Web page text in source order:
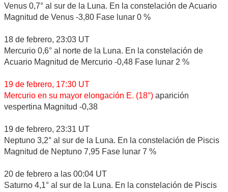
Venus 0,7° al sur de la Luna. En la constelación de Acuario
Magnitud de Venus -3,80 Fase lunar 0 %
18 de febrero, 23:03 UT
Mercurio 0,6° al norte de la Luna. En la constelación de
Acuario Magnitud de Mercurio -0,48 Fase lunar 2 %
19 de febrero, 17:30 UT
Mercurio en su mayor elongación E. (18°) aparición
vespertina Magnitud -0,38
19 de febrero, 23:31 UT
Neptuno 3,2° al sur de la Luna. En la constelación de Piscis
Magnitud de Neptuno 7,95 Fase lunar 7 %
20 de febrero a las 00:04 UT
Saturno 4,1° al sur de la Luna. En la constelación de Piscis